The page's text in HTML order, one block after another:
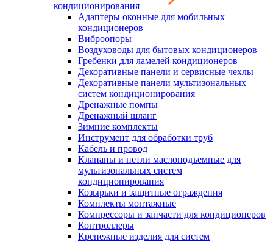
кондиционирования
Адаптеры оконные для мобильных
кондиционеров
Виброопоры
Воздуховоды для бытовых кондиционеров
Гребенки для ламелей кондиционеров
Декоративные панели и сервисные чехлы
Декоративные панели мультизональных
систем кондиционирования
Дренажные помпы
Дренажный шланг
Зимние комплекты
Инструмент для обработки труб
Кабель и провод
Клапаны и петли маслоподъемные для
мультизональных систем
кондиционирования
Козырьки и защитные ограждения
Комплекты монтажные
Компрессоры и запчасти для кондиционеров
Контроллеры
Крепежные изделия для систем